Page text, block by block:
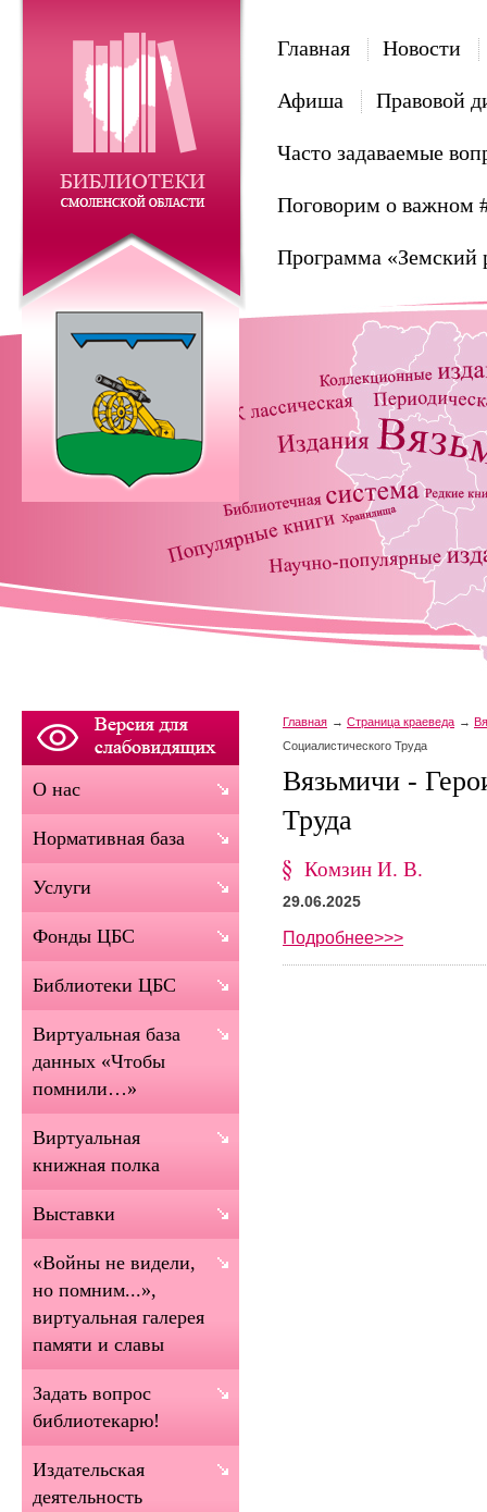
Главная Новости
Афиша Правовой
Часто задаваемые
Поговорим о важном
Программа «Земский
Главная Страница краеведа
Социалистического Труда
Вязьмичи -
Труда
Комзин И. В.
29.06.2025
Подробнее>>>
О нас
Нормативная база
Услуги
Фонды ЦБС
Библиотеки ЦБС
Виртуальная база
данных «Чтобы
помнили…»
Виртуальная
книжная полка
Выставки
«Войны не видели,
но помним...»,
виртуальная галерея
памяти и славы
Задать вопрос
библиотекарю!
Издательская
деятельность